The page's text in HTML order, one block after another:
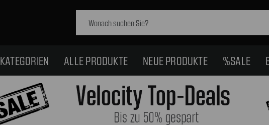
KATEGORIEN ALLE PRODUKTE NEUE PRODUKTE %SALE